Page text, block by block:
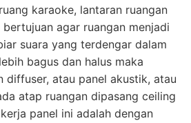
karaoke, lantaran ruangan
agar ruangan menjadi
suara yang terdengar dalam
bagus dan halus maka
diffuser, atau panel akustik, atau
atap ruangan dipasang ceiling
panel ini adalah dengan